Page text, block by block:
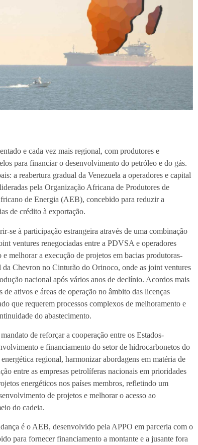
e cada vez mais regional, com produtores e
para financiar o desenvolvimento do petróleo e do gás.
a reabertura gradual da Venezuela a operadores e capital
pela Organização Africana de Produtores de
de Energia (AEB), concebido para reduzir a
de crédito à exportação.
se à participação estrangeira através de uma combinação
ventures renegociadas entre a PDVSA e operadores
melhorar a execução de projetos em bacias produtoras-
Chevron no Cinturão do Orinoco, onde as joint ventures
nacional após vários anos de declínio. Acordos mais
ativos e áreas de operação no âmbito das licenças
que requerem processos complexos de melhoramento e
do abastecimento.
de reforçar a cooperação entre os Estados-
e financiamento do setor de hidrocarbonetos do
regional, harmonizar abordagens em matéria de
entre as empresas petrolíferas nacionais em prioridades
energéticos nos países membros, refletindo um
de projetos e melhorar o acesso ao
do cadeia.
é o AEB, desenvolvido pela APPO em parceria com o
para fornecer financiamento a montante e a jusante fora